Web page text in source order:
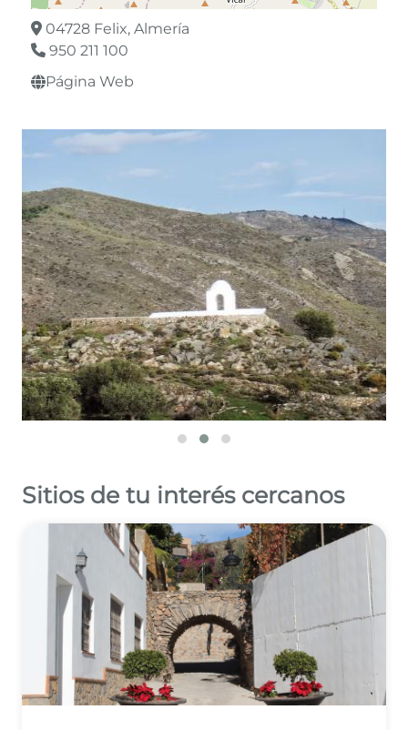
Leaflet©OpenStreetMapcontributors
04728 Felix, Almería
950 211 100
Página Web
Sitios de tu interés cercanos